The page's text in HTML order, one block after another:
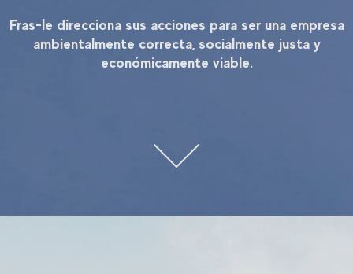
Fras-le direcciona sus acciones para ser una empresa
ambientalmente correcta, socialmente justa y
económicamente viable.